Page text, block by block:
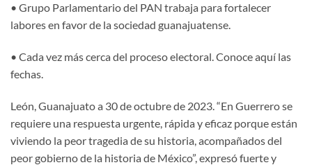
• Grupo Parlamentario del PAN trabaja para fortalecer
labores en favor de la sociedad guanajuatense.
• Cada vez más cerca del proceso electoral. Conoce aquí las
fechas.
León, Guanajuato a 30 de octubre de 2023. “En Guerrero se
requiere una respuesta urgente, rápida y eficaz porque están
viviendo la peor tragedia de su historia, acompañados del
peor gobierno de la historia de México”, expresó fuerte y